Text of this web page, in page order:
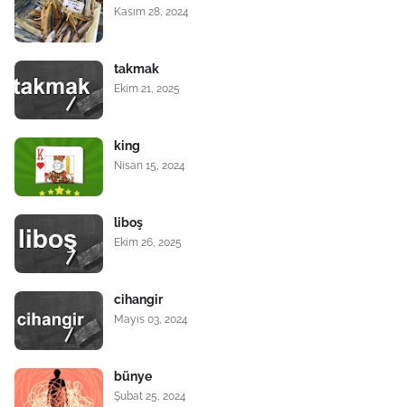
Kasım 28, 2024
takmak
Ekim 21, 2025
king
Nisan 15, 2024
liboş
Ekim 26, 2025
cihangir
Mayıs 03, 2024
bünye
Şubat 25, 2024